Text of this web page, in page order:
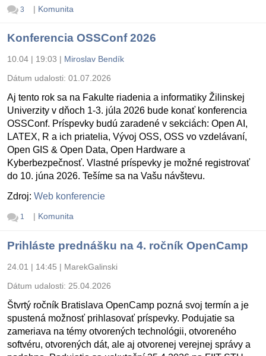
3 | Komunita
Konferencia OSSConf 2026
10.04 | 19:03 | Miroslav Bendík
Dátum udalosti: 01.07.2026
Aj tento rok sa na Fakulte riadenia a informatiky Žilinskej
Univerzity v dňoch 1-3. júla 2026 bude konať konferencia
OSSConf. Príspevky budú zaradené v sekciách: Open AI,
LATEX, R a ich priatelia, Vývoj OSS, OSS vo vzdelávaní,
Open GIS & Open Data, Open Hardware a
Kyberbezpečnosť. Vlastné príspevky je možné registrovať
do 10. júna 2026. Tešíme sa na Vašu návštevu.
Zdroj: Web konferencie
1 | Komunita
Prihláste prednášku na 4. ročník OpenCamp
24.01 | 14:45 | MarekGalinski
Dátum udalosti: 25.04.2026
Štvrtý ročník Bratislava OpenCamp pozná svoj termín a je
spustená možnosť prihlasovať príspevky. Podujatie sa
zameriava na témy otvorených technológii, otvoreného
softvéru, otvorených dát, ale aj otvorenej verejnej správy a